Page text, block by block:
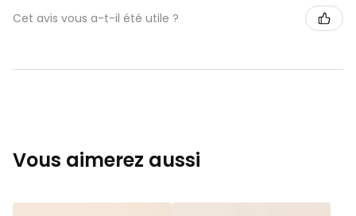
Cet avis vous a-t-il été utile ?
Vous aimerez aussi